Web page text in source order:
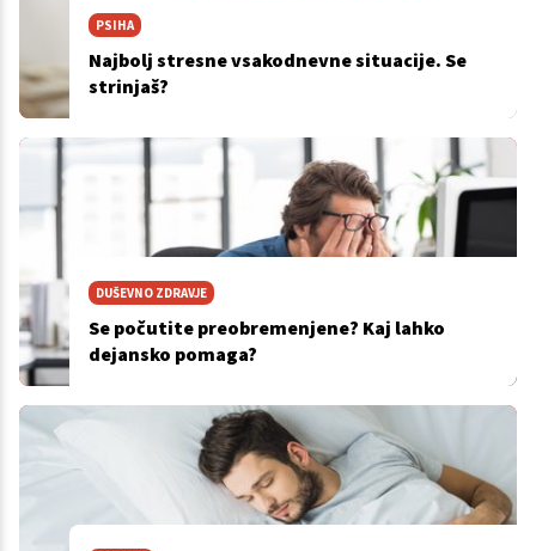
PSIHA
Najbolj stresne vsakodnevne situacije. Se
strinjaš?
DUŠEVNO ZDRAVJE
Se počutite preobremenjene? Kaj lahko
dejansko pomaga?